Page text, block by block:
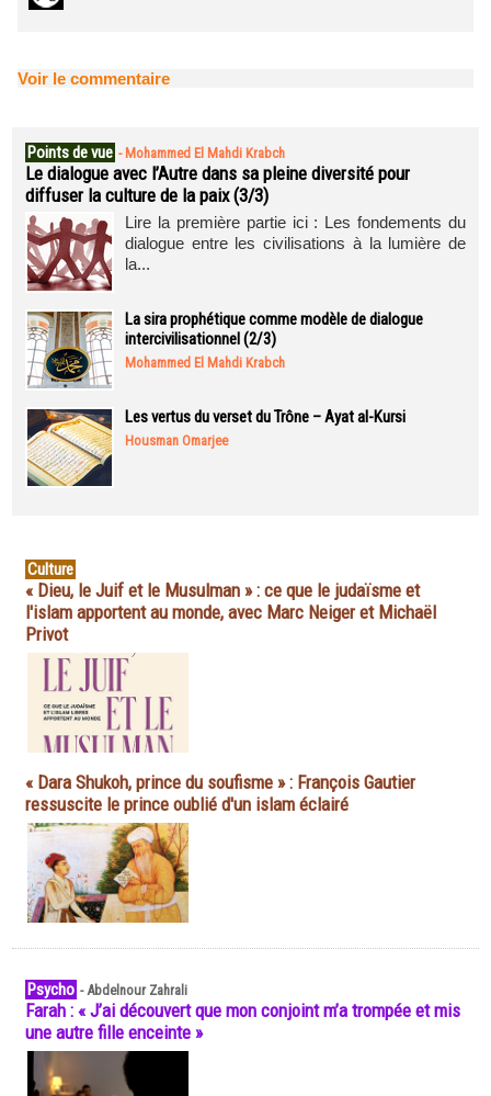
Voir le commentaire
Points de vue - Mohammed El Mahdi Krabch
Le dialogue avec l’Autre dans sa pleine diversité pour
diffuser la culture de la paix (3/3)
Lire la première partie ici : Les fondements du
dialogue entre les civilisations à la lumière de
la...
La sira prophétique comme modèle de dialogue
intercivilisationnel (2/3)
Mohammed El Mahdi Krabch
Les vertus du verset du Trône – Ayat al-Kursi
Housman Omarjee
Culture
« Dieu, le Juif et le Musulman » : ce que le judaïsme et
l'islam apportent au monde, avec Marc Neiger et Michaël
Privot
« Dara Shukoh, prince du soufisme » : François Gautier
ressuscite le prince oublié d'un islam éclairé
Psycho -Abdelnour Zahrali
Farah : « J’ai découvert que mon conjoint m’a trompée et mis
une autre fille enceinte »